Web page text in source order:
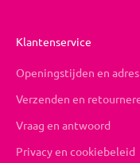
Klantenservice
Openingstijden en adres
Verzenden en
Vraag en antwoord
Privacy en cookiebeleid